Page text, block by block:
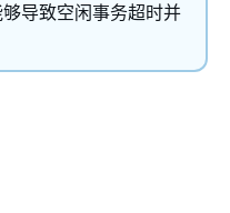
够导致空闲事务超时并